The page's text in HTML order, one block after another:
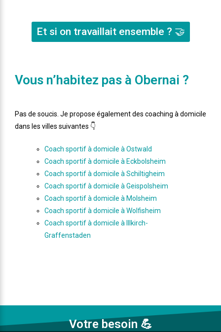
Et si on travaillait ensemble ? 🤝
Vous n’habitez pas à Obernai ?
Pas de soucis. Je propose également des coaching à domicile
dans les villes suivantes 👇
Coach sportif à domicile à Ostwald
Coach sportif à domicile à Eckbolsheim
Coach sportif à domicile à Schiltigheim
Coach sportif à domicile à Geispolsheim
Coach sportif à domicile à Molsheim
Coach sportif à domicile à Wolfisheim
Coach sportif à domicile à Illkirch-
Graffenstaden
Votre besoin 💪